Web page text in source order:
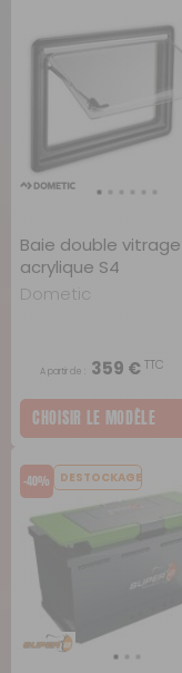
Baie double vitrage
acrylique S4
Dometic
A partir de : 359 €TTC
CHOISIR LE MODÈLE
-40% DESTOCKAGE